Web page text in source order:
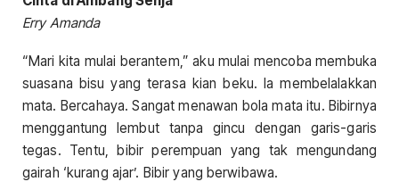
Erry Amanda
“Mari kita mulai berantem,” aku mulai mencoba membuka
suasana bisu yang terasa kian beku. Ia membelalakkan
mata. Bercahaya. Sangat menawan bola mata itu. Bibirnya
menggantung lembut tanpa gincu dengan garis-garis
tegas. Tentu, bibir perempuan yang tak mengundang
gairah ‘kurang ajar’. Bibir yang berwibawa.